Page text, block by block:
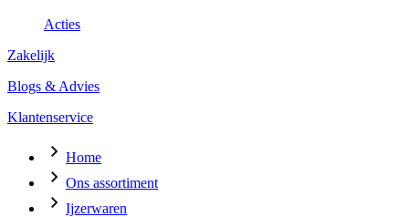
Acties
Zakelijk
Blogs & Advies
Klantenservice
Home
Ons assortiment
Ijzerwaren